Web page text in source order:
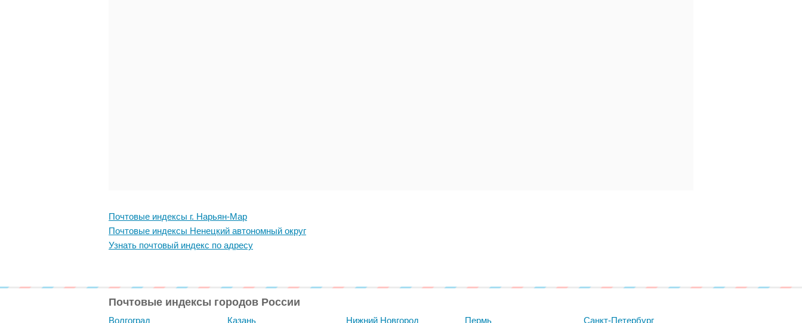
Почтовые индексы г. Нарьян-Мар
Почтовые индексы Ненецкий автономный округ
Узнать почтовый индекс по адресу
Почтовые индексы городов России
Волгоград Казань Нижний Новгород Пермь Санкт-Петербург